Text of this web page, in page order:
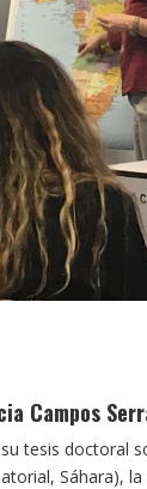
Campos
tesis doctoral
Sáhara),